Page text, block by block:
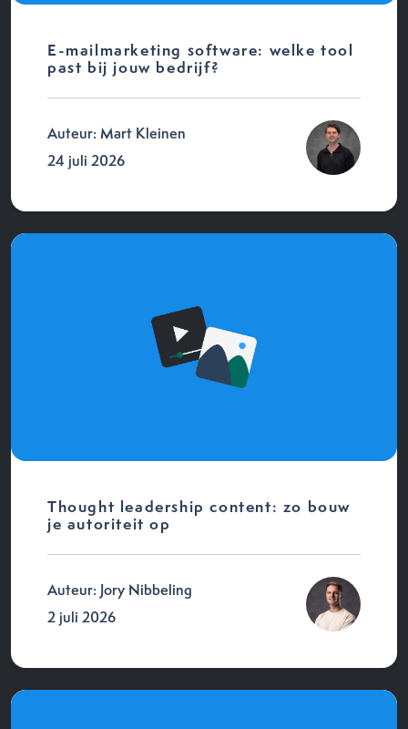
E-mailmarketing software: welke tool
past bij jouw bedrijf?
Auteur: Mart Kleinen
24 juli 2026
Thought leadership content: zo bouw
je autoriteit op
Auteur: Jory Nibbeling
2 juli 2026